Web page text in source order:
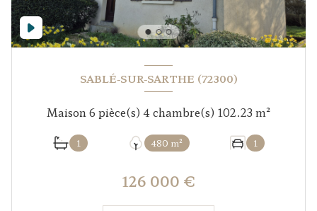
SABLÉ-SUR-SARTHE (72300)
Maison 6 pièce(s) 4 chambre(s) 102.23 m²
1 480 m² 1
126 000 €